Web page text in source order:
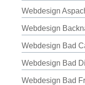
Webdesign
Webdesign
Webdesign Bad
Webdesign Bad
Webdesign Bad